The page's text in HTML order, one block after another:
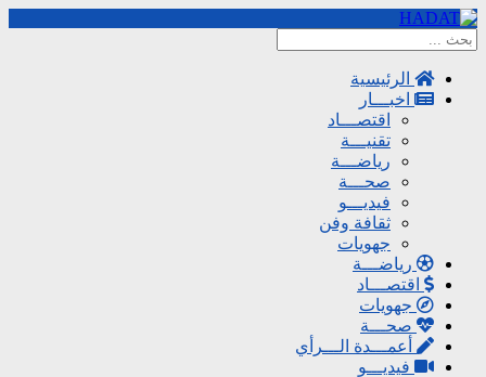
الرئيسية
اخبـــار
اقتصـــاد
تقنيـــة
رياضـــة
صحـــة
فيديـــو
ثقافة وفن
جهويات
رياضـــة
اقتصـــاد
جهويات
صحـــة
أعمـــدة الـــرأي
فيديـــو